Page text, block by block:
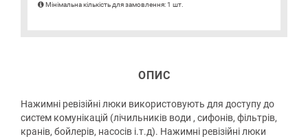
Мінімальна кількість для замовлення: 1 шт.
ОПИС
Нажимні ревізійні люки використовують для доступу до
систем комунікацій (лічильників води , сифонів, фільтрів,
кранів, бойлерів, насосів і.т.д). Нажимні ревізійні люки